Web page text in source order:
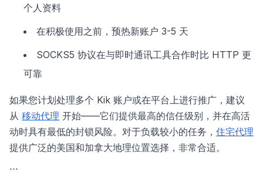
个人资料
在积极使用之前，预热新账户 3-5 天
SOCKS5 协议在与即时通讯工具合作时比 HTTP 更
可靠
如果您计划处理多个 Kik 账户或在平台上进行推广，建议
从 移动代理 开始——它们提供最高的信任级别，并在高活
动时具有最低的封锁风险。对于负载较小的任务， 住宅代理
提供广泛的美国和加拿大地理位置选择，非常合适。
```